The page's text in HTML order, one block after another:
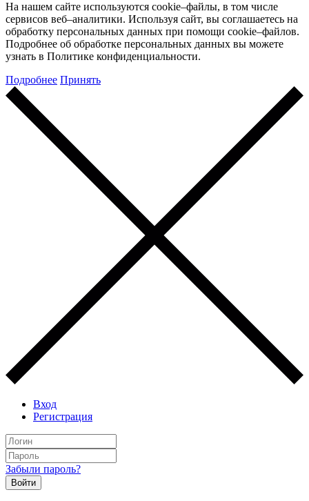
На нашем сайте используются cookie–файлы, в том числе
сервисов веб–аналитики. Используя сайт, вы соглашаетесь на
обработку персональных данных при помощи cookie–файлов.
Подробнее об обработке персональных данных вы можете
узнать в Политике конфиденциальности.
Подробнее Принять
Вход
Регистрация
Забыли пароль?
Войти